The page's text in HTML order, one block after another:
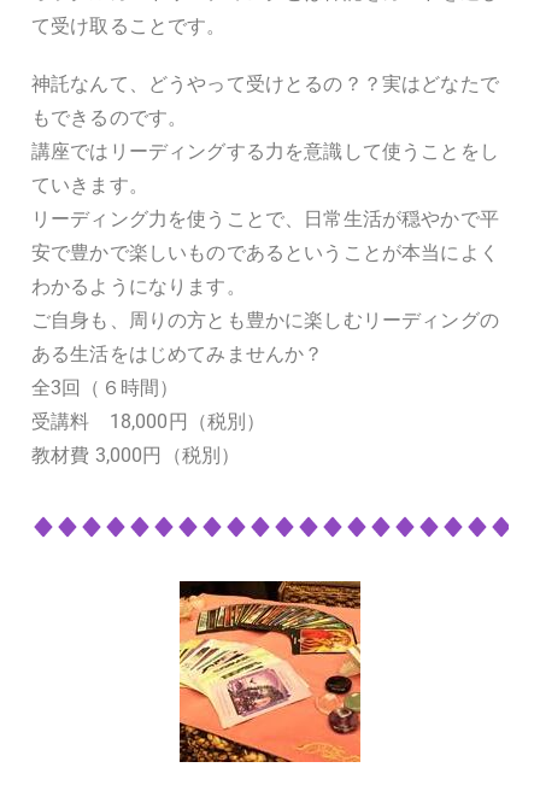
て受け取ることです。
神託なんて、どうやって受けとるの？？実はどなたで
もできるのです。
講座ではリーディングする力を意識して使うことをし
ていきます。
リーディング力を使うことで、日常生活が穏やかで平
安で豊かで楽しいものであるということが本当によく
わかるようになります。
ご自身も、周りの方とも豊かに楽しむリーディングの
ある生活をはじめてみませんか？
全3回（６時間）
受講料 18,000円（税別）
教材費 3,000円（税別）